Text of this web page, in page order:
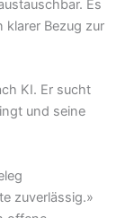
Es
klarer Bezug zur
KI. Er sucht
und seine
zuverlässig.»